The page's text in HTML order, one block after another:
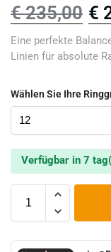
€235,00 €
Eine perfekte
Linien für absolute
Wählen Sie Ihre
Verfügbar in 7